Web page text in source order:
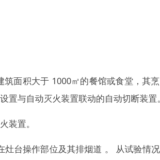
面积大于 1000㎡的餐馆或食堂，其
置与自动灭火装置联动的自动切断装置
装置。
台操作部位及其排烟道 。 从试验情